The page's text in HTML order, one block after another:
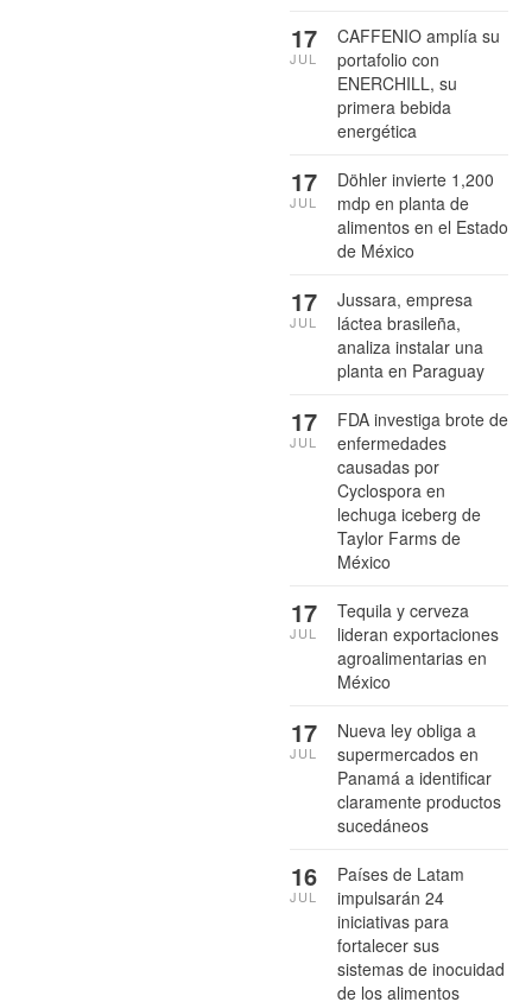
CAFFENIO amplía su
portafolio con
ENERCHILL, su
primera bebida
energética
17
JUL
Döhler invierte 1,200
mdp en planta de
alimentos en el Estado
de México
17
JUL
Jussara, empresa
láctea brasileña,
analiza instalar una
planta en Paraguay
17
JUL
FDA investiga brote de
enfermedades
causadas por
Cyclospora en
lechuga iceberg de
Taylor Farms de
México
17
JUL
Tequila y cerveza
lideran exportaciones
agroalimentarias en
México
17
JUL
Nueva ley obliga a
supermercados en
Panamá a identificar
claramente productos
sucedáneos
17
JUL
Países de Latam
impulsarán 24
iniciativas para
fortalecer sus
sistemas de inocuidad
de los alimentos
16
JUL